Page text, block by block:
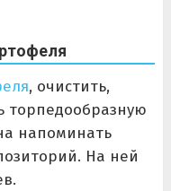
, очистить,
торпедообразную
напоминать
На ней